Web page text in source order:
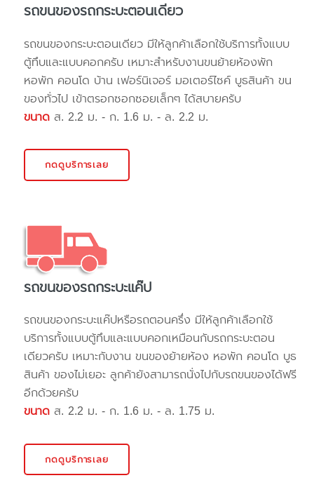
รถขนของรถกระบะตอนเดียว
รถขนของกระบะตอนเดียว มีให้ลูกค้าเลือกใช้บริการทั้งแบบ
ตู้ทึบและแบบคอกครับ เหมาะสำหรับงานขนย้ายห้องพัก
หอพัก คอนโด บ้าน เฟอร์นิเจอร์ มอเตอร์ไซค์ บูธสินค้า ขน
ของทั่วไป เข้าตรอกซอกซอยเล็กๆ ได้สบายครับ
ขนาด ส. 2.2 ม. - ก. 1.6 ม. - ล. 2.2 ม.
กดดูบริการเลย
รถขนของรถกระบะแค๊ป
รถขนของกระบะแค๊ปหรือรถตอนครึ่ง มีให้ลูกค้าเลือกใช้
บริการทั้งแบบตู้ทึบและแบบคอกเหมือนกับรถกระบะตอน
เดียวครับ เหมาะกับงาน ขนของย้ายห้อง หอพัก คอนโด บูธ
สินค้า ของไม่เยอะ ลูกค้ายังสามารถนั่งไปกับรถขนของได้ฟรี
อีกด้วยครับ
ขนาด ส. 2.2 ม. - ก. 1.6 ม. - ล. 1.75 ม.
กดดูบริการเลย